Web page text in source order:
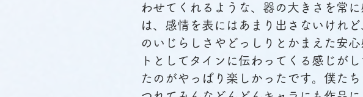
わせてくれるような、器の大きさを常
は、感情を表にはあまり出さないけれ
のいじらしさやどっしりとかまえた安
トとしてタインに伝わってくる感じが
たのがやっぱり楽しかったです。僕た